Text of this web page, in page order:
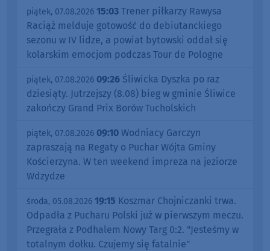
piątek, 07.08.2026 15:03 Trener piłkarzy Rawysa
Raciąż melduje gotowość do debiutanckiego
sezonu w IV lidze, a powiat bytowski oddał się
kolarskim emocjom podczas Tour de Pologne
piątek, 07.08.2026 09:26 Śliwicka Dyszka po raz
dziesiąty. Jutrzejszy (8.08) bieg w gminie Śliwice
zakończy Grand Prix Borów Tucholskich
piątek, 07.08.2026 09:10 Wodniacy Garczyn
zapraszają na Regaty o Puchar Wójta Gminy
Kościerzyna. W ten weekend impreza na jeziorze
Wdzydze
środa, 05.08.2026 19:15 Koszmar Chojniczanki trwa.
Odpadła z Pucharu Polski już w pierwszym meczu.
Przegrała z Podhalem Nowy Targ 0:2. "Jesteśmy w
totalnym dołku. Czujemy się fatalnie"